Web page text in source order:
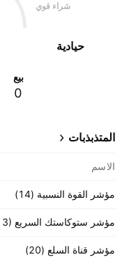
شراء قوي
حيادية
بيع
0
المتذبذبات
الاسم
مؤشر القوة النسبية (14)
مؤشر ستوكاستك السريع ‎%K (14, 3, 3)‎‎
مؤشر قناة السلع (20)